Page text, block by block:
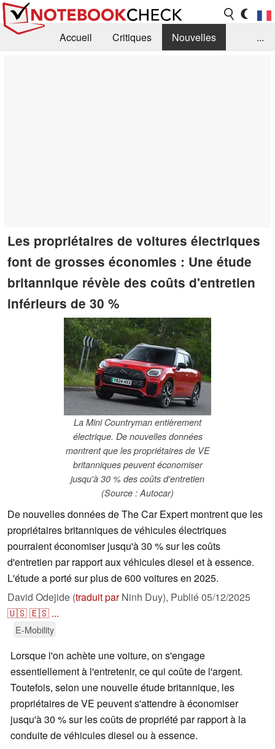
Accueil Critiques
Nouvelles
...
Les propriétaires de voitures électriques
font de grosses économies : Une étude
britannique révèle des coûts d'entretien
inférieurs de 30 %
La Mini Countryman entièrement
électrique. De nouvelles données
montrent que les propriétaires de VE
britanniques peuvent économiser
jusqu'à 30 % des coûts d'entretien
(Source : Autocar)
De nouvelles données de The Car Expert montrent que les
propriétaires britanniques de véhicules électriques
pourraient économiser jusqu'à 30 % sur les coûts
d'entretien par rapport aux véhicules diesel et à essence.
L'étude a porté sur plus de 600 voitures en 2025.
David Odejide (traduit parNinh Duy), Publié05/12/2025
🇺🇸🇪🇸 ...
E-Mobility
Lorsque l'on achète une voiture, on s'engage
essentiellement à l'entretenir, ce qui coûte de l'argent.
Toutefois, selon une nouvelle étude britannique, les
propriétaires de VE peuvent s'attendre à économiser
jusqu'à 30 % sur les coûts de propriété par rapport à la
conduite de véhicules diesel ou à essence.